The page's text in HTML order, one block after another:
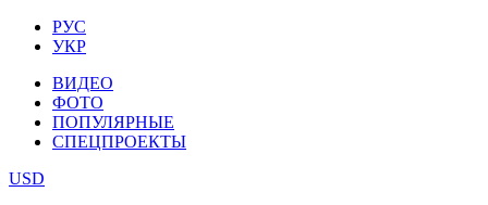
РУС
УКР
ВИДЕО
ФОТО
ПОПУЛЯРНЫЕ
СПЕЦПРОЕКТЫ
USD